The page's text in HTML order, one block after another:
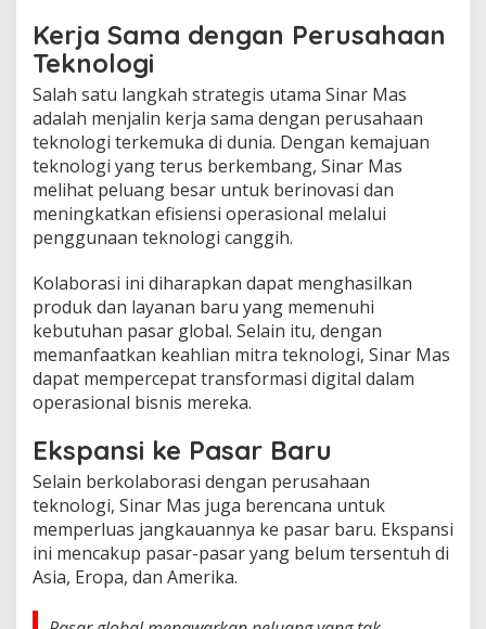
Kerja Sama dengan Perusahaan
Teknologi
Salah satu langkah strategis utama Sinar Mas
adalah menjalin kerja sama dengan perusahaan
teknologi terkemuka di dunia. Dengan kemajuan
teknologi yang terus berkembang, Sinar Mas
melihat peluang besar untuk berinovasi dan
meningkatkan efisiensi operasional melalui
penggunaan teknologi canggih.
Kolaborasi ini diharapkan dapat menghasilkan
produk dan layanan baru yang memenuhi
kebutuhan pasar global. Selain itu, dengan
memanfaatkan keahlian mitra teknologi, Sinar Mas
dapat mempercepat transformasi digital dalam
operasional bisnis mereka.
Ekspansi ke Pasar Baru
Selain berkolaborasi dengan perusahaan
teknologi, Sinar Mas juga berencana untuk
memperluas jangkauannya ke pasar baru. Ekspansi
ini mencakup pasar-pasar yang belum tersentuh di
Asia, Eropa, dan Amerika.